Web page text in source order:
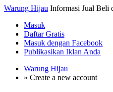
Warung Hijau Informasi Jual Beli
Masuk
Daftar Gratis
Masuk dengan Facebook
Publikasikan Iklan Anda
Warung Hijau
» Create a new account